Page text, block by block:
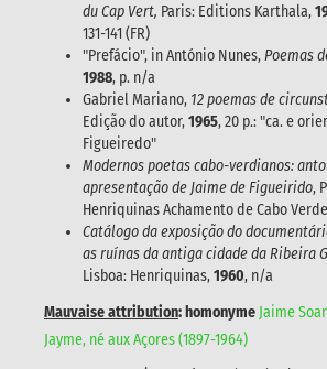
du Cap Vert, Paris: Editions Karthala,
131-141 (FR)
"Prefácio", in António Nunes,Poemas
1988, p. n/a
Gabriel Mariano, 12 poemas de
Edição do autor,1965, 20 p.: "ca. e
Figueiredo"
Modernos poetas cabo-verdianos:
apresentação de Jaime de Figueirido,
Henriquinas Achamento de Cabo
Catálogo da exposição do
as ruínas da antiga cidade da Ribeira
Lisboa: Henriquinas,1960, n/a
Mauvaise attribution: homonyme Jaime
Jayme, né aux Açores (1897-1964)